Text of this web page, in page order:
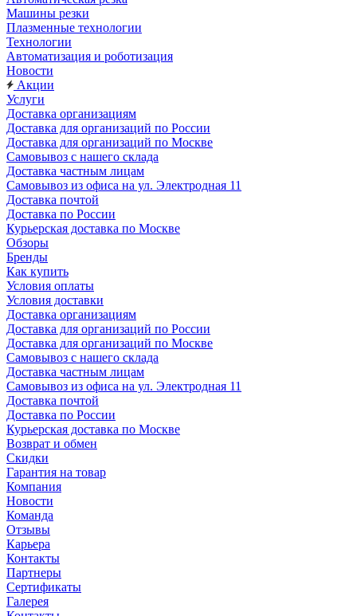
Машины резки
Плазменные технологии
Технологии
Автоматизация и роботизация
Новости
Акции
Услуги
Доставка организациям
Доставка для организаций по России
Доставка для организаций по Москве
Самовывоз с нашего склада
Доставка частным лицам
Самовывоз из офиса на ул. Электродная 11
Доставка почтой
Доставка по России
Курьерская доставка по Москве
Обзоры
Бренды
Как купить
Условия оплаты
Условия доставки
Доставка организациям
Доставка для организаций по России
Доставка для организаций по Москве
Самовывоз с нашего склада
Доставка частным лицам
Самовывоз из офиса на ул. Электродная 11
Доставка почтой
Доставка по России
Курьерская доставка по Москве
Возврат и обмен
Скидки
Гарантия на товар
Компания
Новости
Команда
Отзывы
Карьера
Контакты
Партнеры
Сертификаты
Галерея